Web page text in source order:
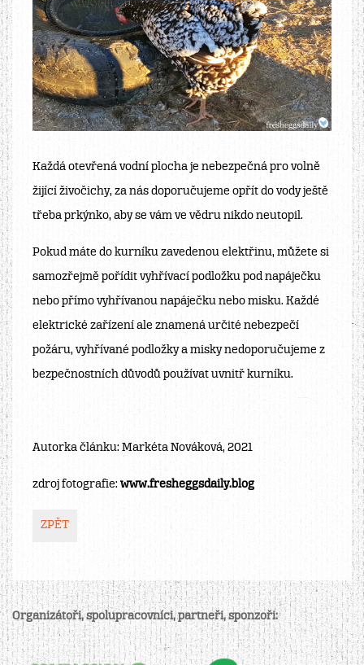
Každá otevřená vodní plocha je nebezpečná pro volně
žijící živočichy, za nás doporučujeme opřít do vody ještě
třeba prkýnko, aby se vám ve vědru nikdo neutopil.
Pokud máte do kurníku zavedenou elektřinu, můžete si
samozřejmě pořídit vyhřívací podložku pod napáječku
nebo přímo vyhřívanou napáječku nebo misku. Každé
elektrické zařízení ale znamená určité nebezpečí
požáru, vyhřívané podložky a misky nedoporučujeme z
bezpečnostních důvodů používat uvnitř kurníku.
Autorka článku: Markéta Nováková, 2021
zdroj fotografie: www.fresheggsdaily.blog
ZPĚT
Organizátoři, spolupracovníci, partneři, sponzoři: